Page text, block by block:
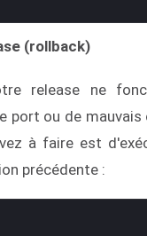
(rollback)
release ne
port ou de mauvais
à faire est
précédente :